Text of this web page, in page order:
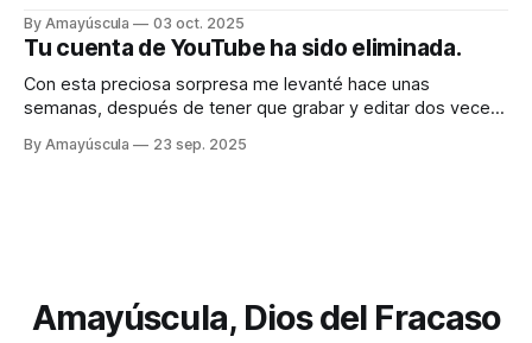
con la idea de superar el millón de visitas con contenido
paupérrimo. En Instagram lo conseguí a
By Amayúscula 03 oct. 2025
Tu cuenta de YouTube ha sido eliminada.
Con esta preciosa sorpresa me levanté hace unas
semanas, después de tener que grabar y editar dos veces
principal había sido eliminado de golpe, sin aviso previo. Ya
By Amayúscula 23 sep. 2025
Amayúscula, Dios del Fracaso